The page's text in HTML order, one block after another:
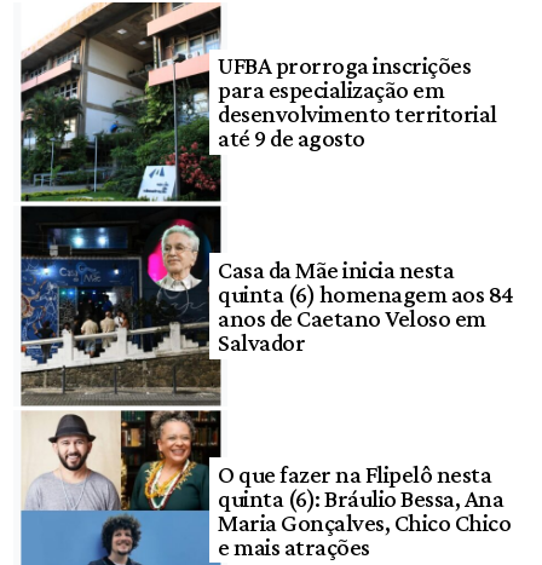
UFBA prorroga inscrições
para especialização em
desenvolvimento territorial
até 9 de agosto
Casa da Mãe inicia nesta
quinta (6) homenagem aos 84
anos de Caetano Veloso em
Salvador
O que fazer na Flipelô nesta
quinta (6): Bráulio Bessa, Ana
Maria Gonçalves, Chico Chico
e mais atrações